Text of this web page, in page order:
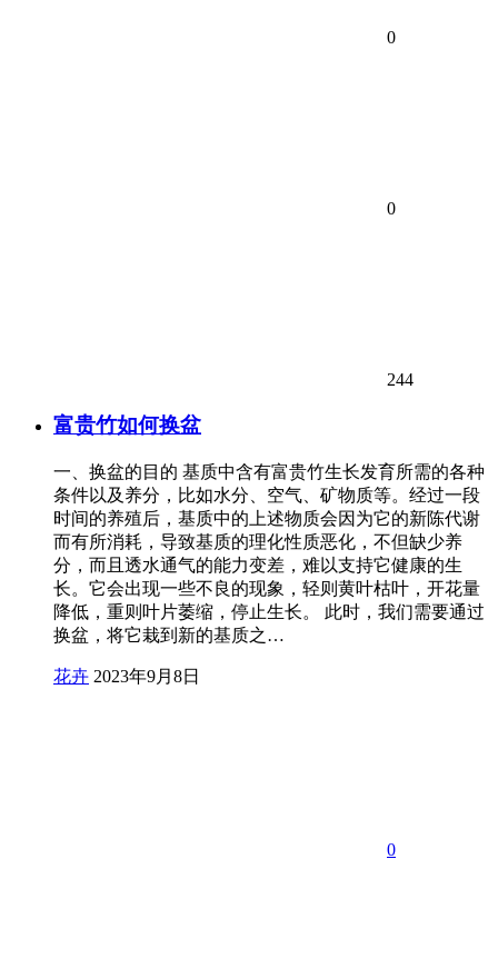
0
0
244
富贵竹如何换盆
一、换盆的目的 基质中含有富贵竹生长发育所需的各种
条件以及养分，比如水分、空气、矿物质等。经过一段
时间的养殖后，基质中的上述物质会因为它的新陈代谢
而有所消耗，导致基质的理化性质恶化，不但缺少养
分，而且透水通气的能力变差，难以支持它健康的生
长。它会出现一些不良的现象，轻则黄叶枯叶，开花量
降低，重则叶片萎缩，停止生长。 此时，我们需要通过
换盆，将它栽到新的基质之…
花卉 2023年9月8日
0